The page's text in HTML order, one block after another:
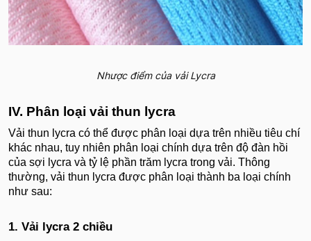
Nhược điểm của vải Lycra
IV. Phân loại vải thun lycra
Vải thun lycra có thể được phân loại dựa trên nhiều tiêu chí
khác nhau, tuy nhiên phân loại chính dựa trên độ đàn hồi
của sợi lycra và tỷ lệ phần trăm lycra trong vải. Thông
thường, vải thun lycra được phân loại thành ba loại chính
như sau:
1. Vải lycra 2 chiều